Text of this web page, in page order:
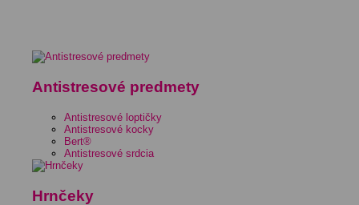
Antistresové predmety
Antistresové loptičky
Antistresové kocky
Bert®
Antistresové srdcia
Hrnčeky